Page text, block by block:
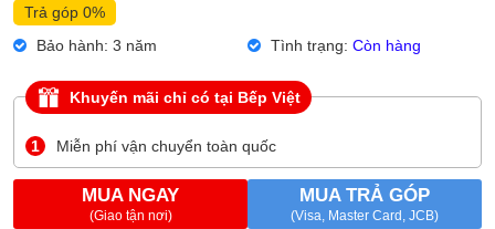
Trả góp 0%
Bảo hành: 3 năm
Tình trạng: Còn hàng
Khuyến mãi chỉ có tại Bếp Việt
1 Miễn phí vận chuyển toàn quốc
MUA NGAY
(Giao tận nơi)
MUA TRẢ GÓP
(Visa, Master Card, JCB)